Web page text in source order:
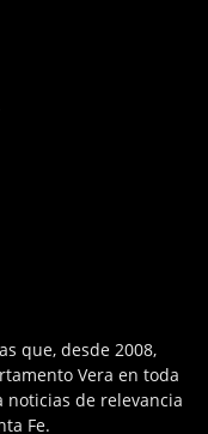
que, desde 2008,
Vera en toda
noticias de relevancia
Fe.